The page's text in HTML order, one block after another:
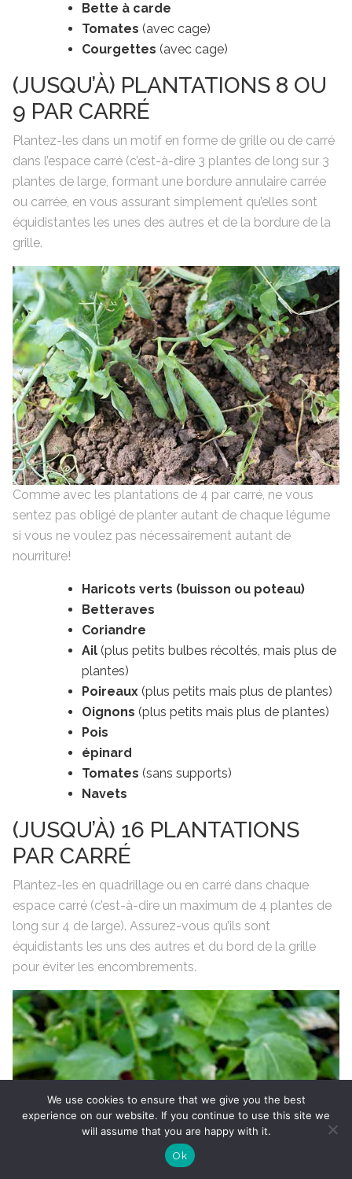
Bette à carde
Tomates (avec cage)
Courgettes (avec cage)
(JUSQU’À) PLANTATIONS 8 OU
9 PAR CARRÉ
Plantez-les dans un motif en forme de grille ou de carré
dans l’espace carré (c’est-à-dire 3 plantes de long sur 3
plantes de large, formant une bordure annulaire carrée
ou carrée, en vous assurant simplement qu’elles sont
équidistantes les unes des autres et de la bordure de la
grille.
Comme avec les plantations de 4 par carré, ne vous
sentez pas obligé de planter autant de chaque légume
si vous ne voulez pas nécessairement autant de
nourriture!
Haricots verts (buisson ou poteau)
Betteraves
Coriandre
Ail (plus petits bulbes récoltés, mais plus de
plantes)
Poireaux (plus petits mais plus de plantes)
Oignons (plus petits mais plus de plantes)
Pois
épinard
Tomates (sans supports)
Navets
(JUSQU’À) 16 PLANTATIONS
PAR CARRÉ
Plantez-les en quadrillage ou en carré dans chaque
espace carré (c’est-à-dire un maximum de 4 plantes de
long sur 4 de large). Assurez-vous qu’ils sont
équidistants les uns des autres et du bord de la grille
pour éviter les encombrements.
We use cookies to ensure that we give you the best
experience on our website. If you continue to use this site we
will assume that you are happy with it.
Ok